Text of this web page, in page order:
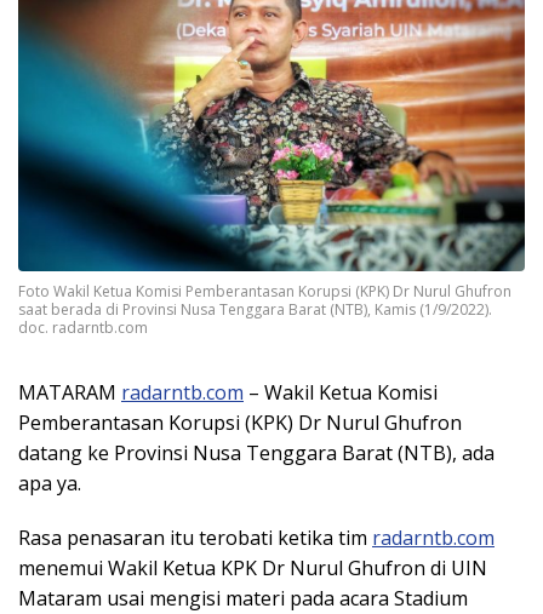
Foto Wakil Ketua Komisi Pemberantasan Korupsi (KPK) Dr Nurul Ghufron
saat berada di Provinsi Nusa Tenggara Barat (NTB), Kamis (1/9/2022).
doc. radarntb.com
MATARAM radarntb.com – Wakil Ketua Komisi
Pemberantasan Korupsi (KPK) Dr Nurul Ghufron
datang ke Provinsi Nusa Tenggara Barat (NTB), ada
apa ya.
Rasa penasaran itu terobati ketika tim radarntb.com
menemui Wakil Ketua KPK Dr Nurul Ghufron di UIN
Mataram usai mengisi materi pada acara Stadium